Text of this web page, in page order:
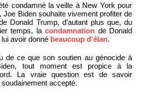
condamné la veille à New York pour
Joe Biden souhaite vivement profiter de
Donald Trump, d’autant plus que, du
temps, la condamnation de Donald
avoir donné beaucoup d’élan.
de ce que son soutien au génocide à
tout moment est propice à la
La vraie question est de savoir
soudainement accepté.